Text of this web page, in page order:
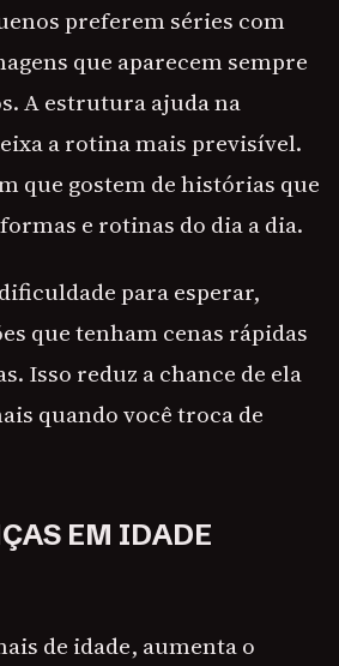
preferem séries com
que aparecem sempre
A estrutura ajuda na
a rotina mais previsível.
que gostem de histórias que
e rotinas do dia a dia.
para esperar,
que tenham cenas rápidas
Isso reduz a chance de ela
quando você troca de
EM IDADE
de idade, aumenta o